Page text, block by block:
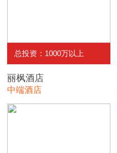
总投资：1000万以上
丽枫酒店
中端酒店